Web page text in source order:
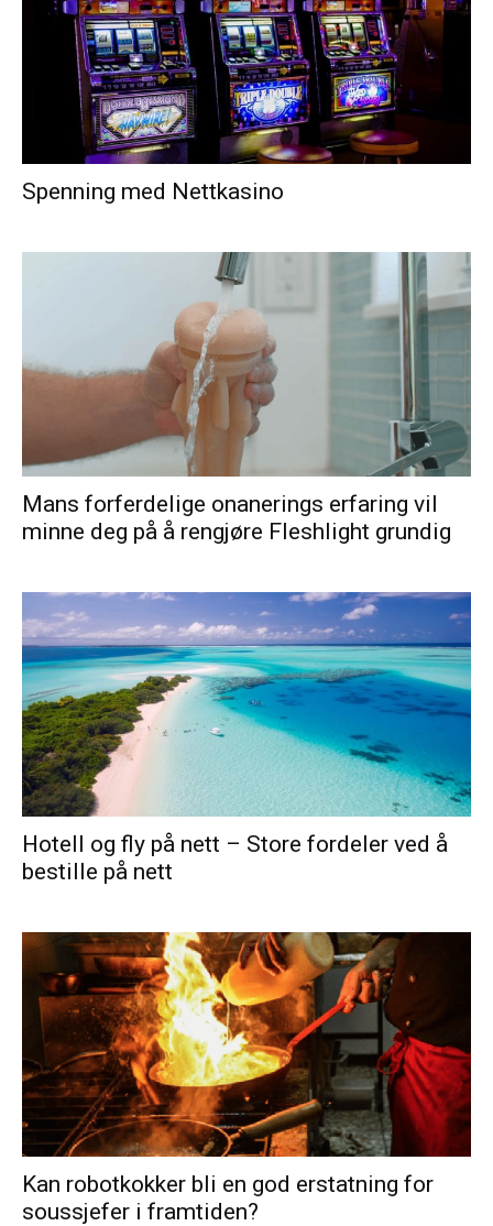
Spenning med Nettkasino
Mans forferdelige onanerings erfaring vil
minne deg på å rengjøre Fleshlight grundig
Hotell og fly på nett – Store fordeler ved å
bestille på nett
Kan robotkokker bli en god erstatning for
soussjefer i framtiden?